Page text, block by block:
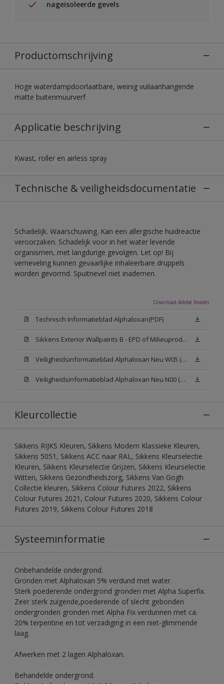
nageisoleerde gevels
Productomschrijving
Hoge waterdampdoorlaatbare, weinig vuilaanhangende
matte buitenmuurverf
Applicatie beschrijving
Kwast, roller en airless spray
Technische & veiligheidsdocumentatie
Schadelijk. Waarschuwing. Kan een allergische huidreactie
veroorzaken. Schadelijk voor in het water levende
organismen, met langdurige gevolgen. Let op! Bij
verneveling kunnen gevaarlijke inhaleerbare druppels
worden gevormd. Spuitnevel niet inademen.
Download Adobe Reader
Technisch Informatieblad Alphaloxan(PDF)
Sikkens Exterior Wallpaints B - EPD of Milieuproductverklaring
Veiligheidsinformatieblad Alphaloxan Neu W05 (MSDS)
Veiligheidsinformatieblad Alphaloxan Neu N00 (MSDS)
Kleurcollectie
Sikkens RIJKS Kleuren, Sikkens Modern Klassieke Kleuren,
Sikkens 5051, Sikkens ACC naar RAL, Sikkens Kleurselectie
Kleuren, Sikkens Kleurselectie Grijzen, Sikkens Kleurselectie
Witten, Sikkens Gezondheidszorg, Sikkens Van Gogh
Collectie kleuren, Sikkens Colour Futures 2022, Sikkens
Colour Futures 2021, Colour Futures 2020, Sikkens Colour
Futures 2019, Sikkens Colour Futures 2018
Systeeminformatie
Onbehandelde ondergrond.
Gronden met Alphaloxan 5% verdund met water.
Sterk poederende ondergrond gronden met Alpha Superfix.
Zeer sterk zuigende,poederende of slecht gebonden
ondergronden gronden met Alpha Fix verdunnen met ca.
20% terpentine en tot verzadiging in een niet-glimmende
laag.
Afwerken met 2 lagen Alphaloxan.
Behandelde ondergrond.